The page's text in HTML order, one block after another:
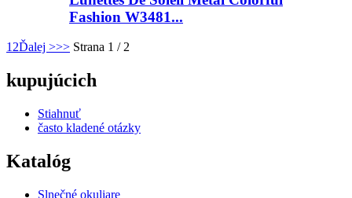
Fashion W3481...
1 2Ďalej >>> Strana 1 / 2
kupujúcich
Stiahnuť
často kladené otázky
Katalóg
Slnečné okuliare